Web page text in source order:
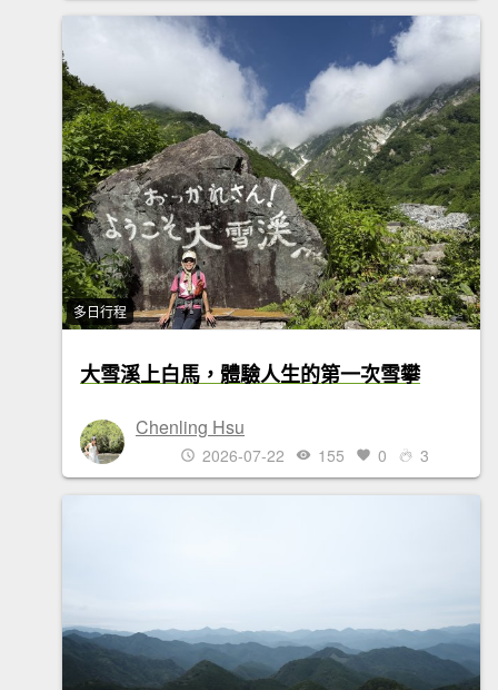
多日行程
大雪溪上白馬，體驗人生的第一次雪攀
Chenling Hsu
2026-07-22 155 0 3